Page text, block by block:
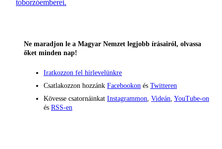
toborzóemberei.
Ne maradjon le a Magyar Nemzet legjobb írásairól, olvassa
őket minden nap!
Iratkozzon fel hírlevelünkre
Csatlakozzon hozzánk Facebookon és Twitteren
Kövesse csatornáinkat Instagrammon Videán YouTube-on
és RSS-en